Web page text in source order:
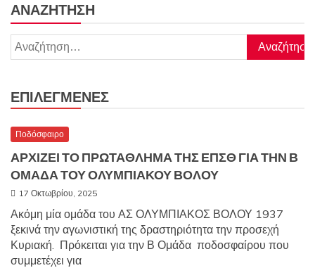
ΑΝΑΖΉΤΗΣΗ
Αναζήτηση
για:
ΕΠΙΛΕΓΜΈΝΕΣ
Ποδόσφαιρο
ΑΡΧΙΖΕΙ ΤΟ ΠΡΩΤΑΘΛΗΜΑ ΤΗΣ ΕΠΣΘ ΓΙΑ ΤΗΝ Β
ΟΜΑΔΑ ΤΟΥ ΟΛΥΜΠΙΑΚΟΥ ΒΟΛΟΥ
17 Οκτωβρίου, 2025
Ακόμη μία ομάδα του ΑΣ ΟΛΥΜΠΙΑΚΟΣ ΒΟΛΟΥ 1937
ξεκινά την αγωνιστική της δραστηριότητα την προσεχή
Κυριακή. Πρόκειται για την Β Ομάδα ποδοσφαίρου που
συμμετέχει για